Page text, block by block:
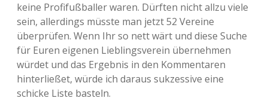
keine Profifußballer waren. Dürften nicht allzu viele
sein, allerdings müsste man jetzt 52 Vereine
überprüfen. Wenn Ihr so nett wärt und diese Suche
für Euren eigenen Lieblingsverein übernehmen
würdet und das Ergebnis in den Kommentaren
hinterließet, würde ich daraus sukzessive eine
schicke Liste basteln.